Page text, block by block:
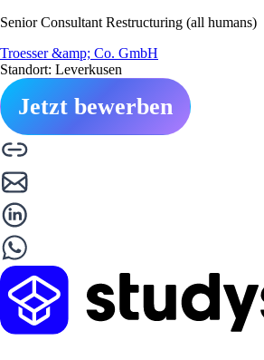
Senior Consultant Restructuring (all humans)
Troesser &amp; Co. GmbH
Standort: Leverkusen
Jetzt bewerben